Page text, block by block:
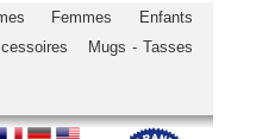
Femmes
Enfants
Mugs - Tasses